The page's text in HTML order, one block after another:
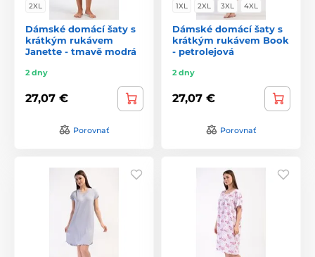
2XL
Dámské domácí šaty s
krátkým rukávem
Janette - tmavě modrá
2 dny
27,07 €
Porovnať
1XL 2XL 3XL 4XL
Dámské domácí šaty s
krátkým rukávem Book
- petrolejová
2 dny
27,07 €
Porovnať